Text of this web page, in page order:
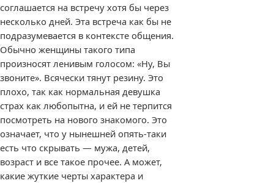
соглашается на встречу хотя бы через
несколько дней. Эта встреча как бы не
подразумевается в контексте общения.
Обычно женщины такого типа
произносят ленивым голосом: «Ну, Вы
звоните». Всячески тянут резину. Это
плохо, так как нормальная девушка
страх как любопытна, и ей не терпится
посмотреть на нового знакомого. Это
означает, что у нынешней опять-таки
есть что скрывать — мужа, детей,
возраст и все такое прочее. А может,
какие жуткие черты характера и